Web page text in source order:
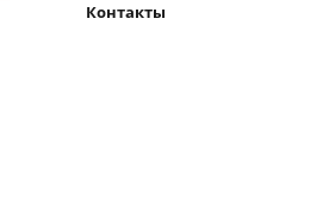
Контакты